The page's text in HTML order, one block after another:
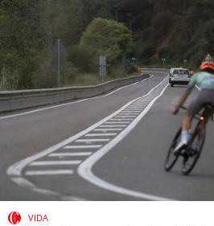
VIDA